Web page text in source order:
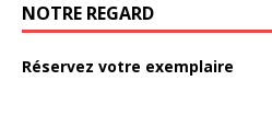
NOTRE REGARD
Réservez votre exemplaire